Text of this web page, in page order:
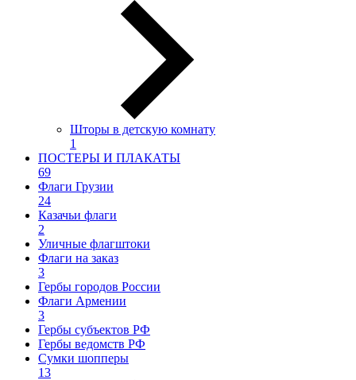
Шторы в детскую комнату
1
ПОСТЕРЫ И ПЛАКАТЫ
69
Флаги Грузии
24
Казачьи флаги
2
Уличные флагштоки
Флаги на заказ
3
Гербы городов России
Флаги Армении
3
Гербы субъектов РФ
Гербы ведомств РФ
Сумки шопперы
13